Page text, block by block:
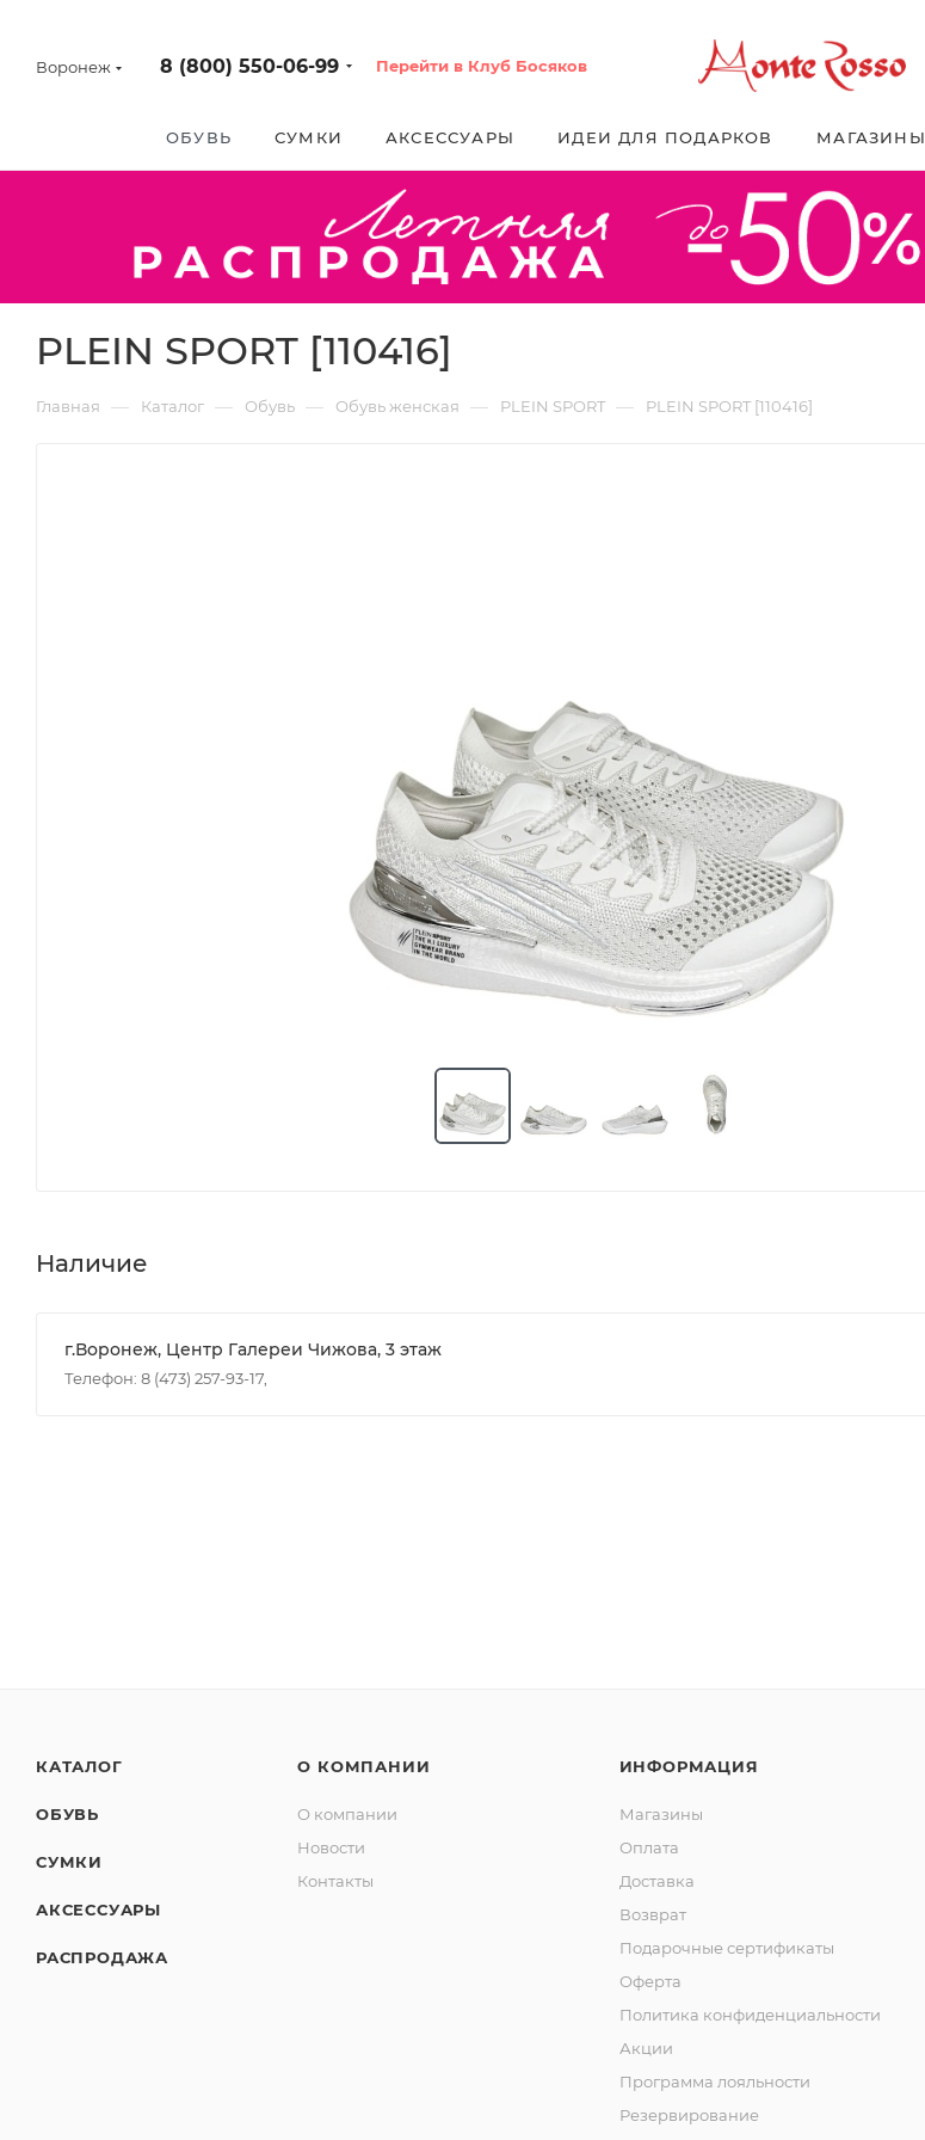
Воронеж 8 (800) 550-06-99 Перейти в Клуб Босяков
ОБУВЬ СУМКИ АКСЕССУАРЫ ИДЕИ ДЛЯ ПОДАРКОВ МАГАЗИНЫ
PLEIN SPORT [110416]
Главная — Каталог — Обувь — Обувь женская — PLEIN SPORT — PLEIN SPORT [110416]
Наличие
г.Воронеж, Центр Галереи Чижова, 3 этаж
Телефон: 8 (473) 257-93-17,
КАТАЛОГ
ОБУВЬ
СУМКИ
АКСЕССУАРЫ
РАСПРОДАЖА
О КОМПАНИИ
О компании
Новости
Контакты
ИНФОРМАЦИЯ
Магазины
Оплата
Доставка
Возврат
Подарочные сертификаты
Оферта
Политика конфиденциальности
Акции
Программа лояльности
Резервирование